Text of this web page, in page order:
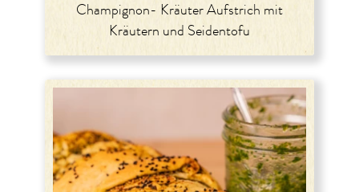
Champignon- Kräuter Aufstrich mit
Kräutern und Seidentofu